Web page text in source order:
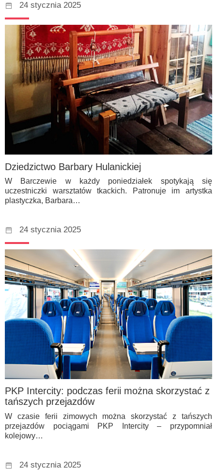
24 stycznia 2025
Dziedzictwo Barbary Hulanickiej
W Barczewie w każdy poniedziałek spotykają się
uczestniczki warsztatów tkackich. Patronuje im artystka
plastyczka, Barbara…
24 stycznia 2025
PKP Intercity: podczas ferii można skorzystać z
tańszych przejazdów
W czasie ferii zimowych można skorzystać z tańszych
przejazdów pociągami PKP Intercity – przypomniał
kolejowy…
24 stycznia 2025